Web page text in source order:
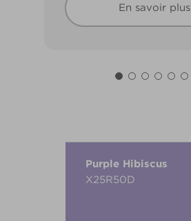
En savoir plus
Purple Hibiscus
X25R50D